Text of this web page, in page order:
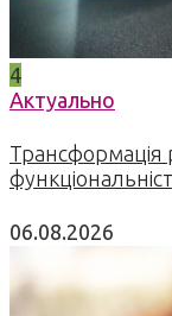
4
Актуально
Трансформація
06.08.2026